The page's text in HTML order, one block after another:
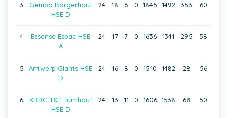
3
Gembo Borgerhout
HSE D
24 18 6 0 1845 1492 353 60
4
Essense Esbac HSE
A
24 17 7 0 1636 1341 295 58
5
Antwerp Giants HSE
D
24 16 8 0 1510 1482 28 56
6
KBBC T&T Turnhout
HSE D
24 13 11 0 1606 1538 68 50